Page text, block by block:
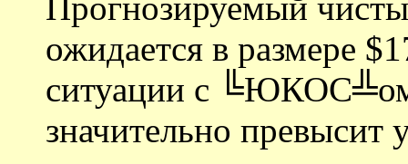
ожидается в размере
ситуации с ╚ЮКОС╩ом
значительно превысит